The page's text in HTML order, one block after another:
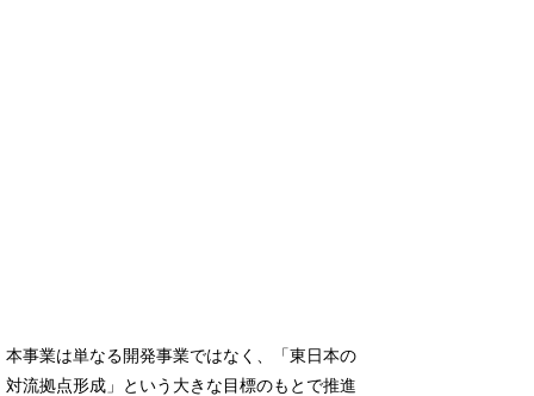
本事業は単なる開発事業ではなく、「東日本の
対流拠点形成」という大きな目標のもとで推進